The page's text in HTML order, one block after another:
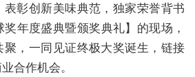
彰创新美味典范，独家荣誉背书
奖年度盛典暨颁奖典礼】的现场，
，一同见证终极大奖诞生，链接
合作机会。